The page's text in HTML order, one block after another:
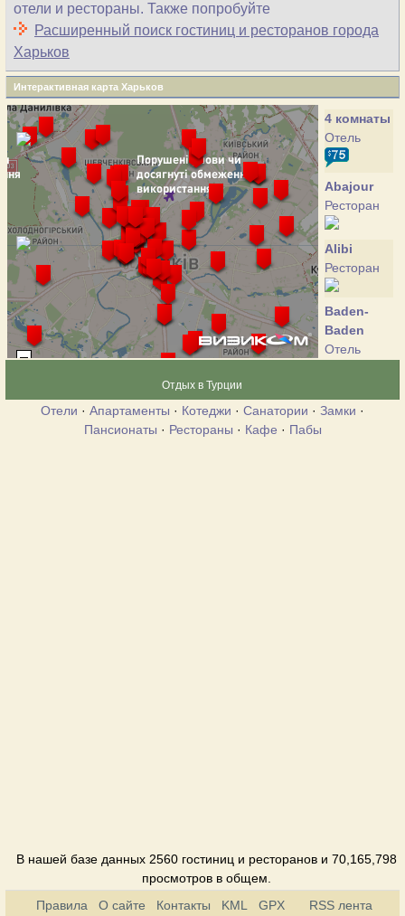
отели и рестораны. Также попробуйте
Расширенный поиск гостиниц и ресторанов города
Харьков
Интерактивная карта Харьков
4 комнаты
Отель
Abajour
Ресторан
Alibi
Ресторан
Baden-
Baden
Отель
Ресторан
Jazzter
Клуб
Отдых в Турции
Отели · Апартаменты · Котеджи · Санатории · Замки ·
Пансионаты · Рестораны · Кафе · Пабы
В нашей базе данных 2560 гостиниц и ресторанов и 70,165,798
просмотров в общем.
Правила
О сайте Контакты KML GPX RSS лента